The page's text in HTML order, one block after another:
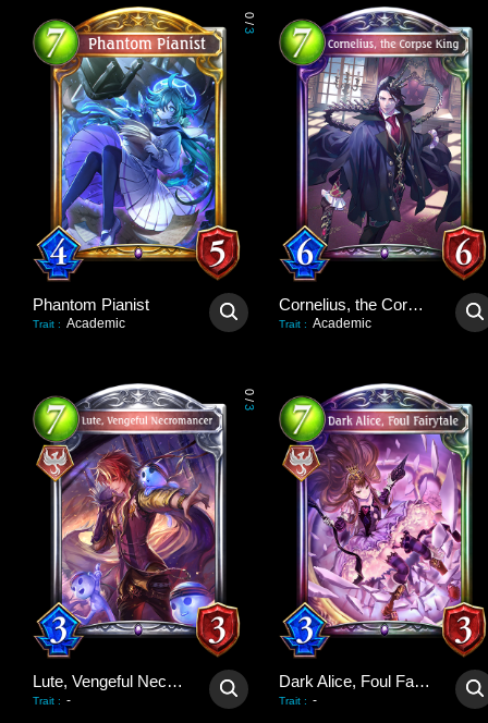
0
/
3
Phantom Pianist
Trait : Academic
Cornelius, the Corpse King
Trait : Academic
0
/
3
Lute, Vengeful Necromancer
Trait : -
Dark Alice, Foul Fairytale
Trait : -